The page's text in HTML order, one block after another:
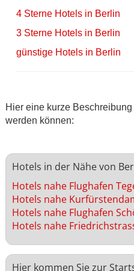
4 Sterne Hotels in Berlin
3 Sterne Hotels in Berlin
günstige Hotels in Berlin
Hier eine kurze
werden können:
Hotels in der Nähe von
Hotels nahe Flughafen
Hotels nahe
Hotels nahe Flughafen
Hotels nahe
Hier kommen Sie zur